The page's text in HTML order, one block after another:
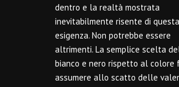
dentro e la realtà mostrata
inevitabilmente risente di
esigenza. Non potrebbe essere
altrimenti. La semplice scelta
bianco e nero rispetto al colore
assumere allo scatto delle